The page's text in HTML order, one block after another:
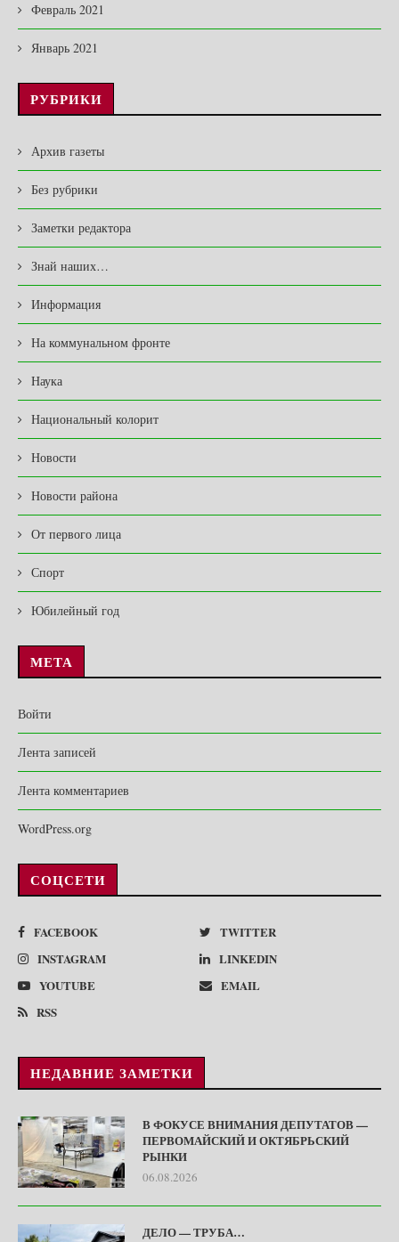
Февраль 2021
Январь 2021
РУБРИКИ
Архив газеты
Без рубрики
Заметки редактора
Знай наших…
Информация
На коммунальном фронте
Наука
Национальный колорит
Новости
Новости района
От первого лица
Спорт
Юбилейный год
МЕТА
Войти
Лента записей
Лента комментариев
WordPress.org
СОЦСЕТИ
FACEBOOK
TWITTER
INSTAGRAM
LINKEDIN
YOUTUBE
EMAIL
RSS
НЕДАВНИЕ ЗАМЕТКИ
В ФОКУСЕ ВНИМАНИЯ ДЕПУТАТОВ —
ПЕРВОМАЙСКИЙ И ОКТЯБРЬСКИЙ
РЫНКИ
06.08.2026
ДЕЛО — ТРУБА…